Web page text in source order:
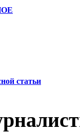
статьи